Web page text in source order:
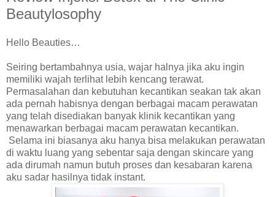
Beautylosophy
Hello Beauties…
Seiring bertambahnya usia, wajar halnya jika aku ingin
memiliki wajah terlihat lebih kencang terawat.
Permasalahan dan kebutuhan kecantikan seakan tak akan
ada pernah habisnya dengan berbagai macam perawatan
yang telah disediakan banyak klinik kecantikan yang
menawarkan berbagai macam perawatan kecantikan.
Selama ini biasanya aku hanya bisa melakukan perawatan
di waktu luang yang sebentar saja dengan skincare yang
ada dirumah namun butuh proses dan kesabaran karena
aku sadar hasilnya tidak instant.